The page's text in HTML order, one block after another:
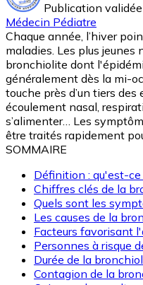
Publication
Médecin Pédiatre
Chaque année, l’hiver
maladies. Les plus jeunes
bronchiolite dont
généralement dès la mi-
touche près d’un tiers
écoulement nasal,
s’alimenter… Les
être traités rapidement
SOMMAIRE
Définition : qu'est-
Chiffres clés de la
Quels sont les
Les causes de la
Facteurs favorisant
Personnes à risque
Durée de la
Contagion de la